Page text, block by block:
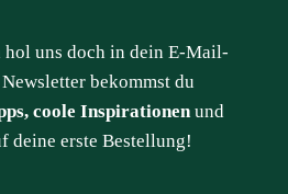
uns doch in dein E-Mail-
bekommst du
coole Inspirationenund
deine erste Bestellung!